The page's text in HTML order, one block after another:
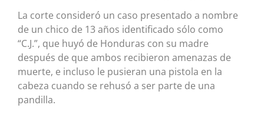
La corte consideró un caso presentado a nombre
de un chico de 13 años identificado sólo como
“C.J.”, que huyó de Honduras con su madre
después de que ambos recibieron amenazas de
muerte, e incluso le pusieran una pistola en la
cabeza cuando se rehusó a ser parte de una
pandilla.